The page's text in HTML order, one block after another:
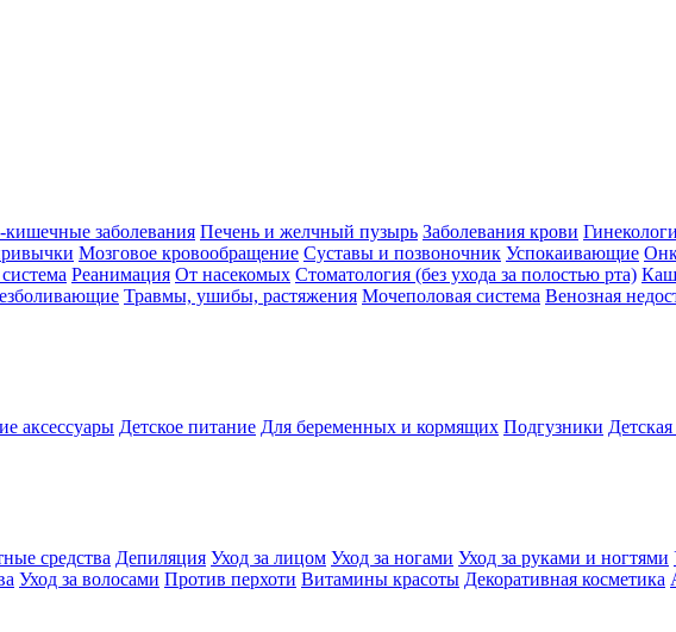
заболевания Печень и желчный пузырь Заболевания крови
Мозговое кровообращение Суставы и позвоночник Успокаивающие
Реанимация От насекомых Стоматология (без ухода за полостью рта)
Травмы, ушибы, растяжения Мочеполовая система Венозная
аксессуары Детское питание Для беременных и кормящих Подгузники
средства Депиляция Уход за лицом Уход за ногами Уход за руками и ногтями
Уход за волосами Против перхоти Витамины красоты Декоративная косметика